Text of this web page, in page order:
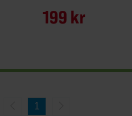
199 kr
1